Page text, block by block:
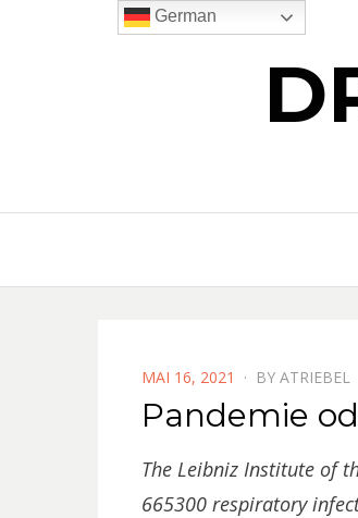
POSTED
ON
MAI 16, 2021 BY ATRIEBEL
Pandemie
The Leibniz Institute of
665300 respiratory
German